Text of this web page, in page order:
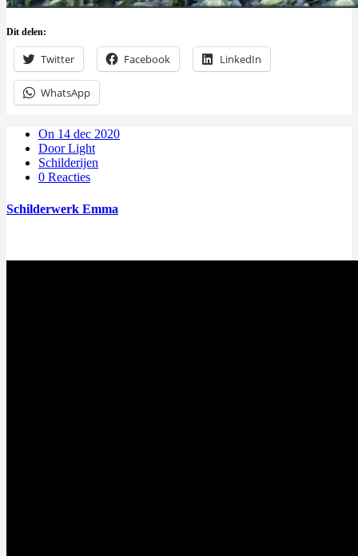
Dit delen:
Twitter Facebook LinkedIn
WhatsApp
On 14 dec 2020
Door Light
Schilderijen
0 Reacties
Schilderwerk Emma